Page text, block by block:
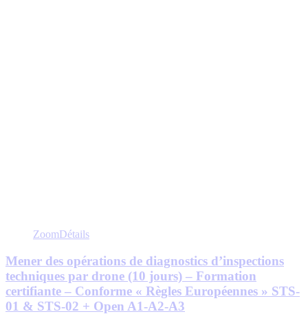
ZoomDétails
Mener des opérations de diagnostics d’inspections
techniques par drone (10 jours) – Formation
certifiante – Conforme « Règles Européennes » STS-
01 & STS-02 + Open A1-A2-A3